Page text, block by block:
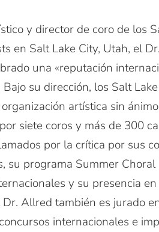
y director de coro de los
en Salt Lake City, Utah, el
una «reputación
Bajo su dirección, los Salt
artística sin
siete coros y más de 300
por la crítica por sus
su programa Summer Choral
y su presencia
Dr. Allred también es jurado
internacionales e